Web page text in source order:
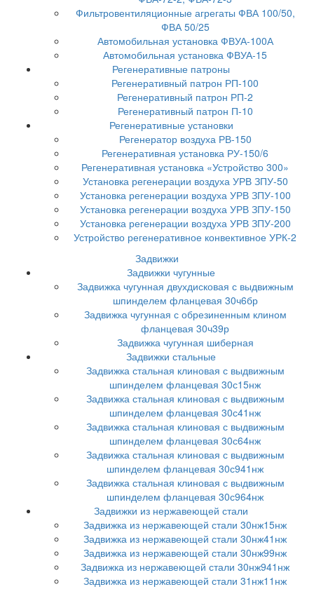
Фильтровентиляционные агрегаты ФВА 100/50,
ФВА 50/25
Автомобильная установка ФВУА-100А
Автомобильная установка ФВУА-15
Регенеративные патроны
Регенеративный патрон РП-100
Регенеративный патрон РП-2
Регенеративный патрон П-10
Регенеративные установки
Регенератор воздуха РВ-150
Регенеративная установка РУ-150/6
Регенеративная установка «Устройство 300»
Установка регенерации воздуха УРВ ЗПУ-50
Установка регенерации воздуха УРВ ЗПУ-100
Установка регенерации воздуха УРВ ЗПУ-150
Установка регенерации воздуха УРВ ЗПУ-200
Устройство регенеративное конвективное УРК-2
Задвижки
Задвижки чугунные
Задвижка чугунная двухдисковая с выдвижным
шпинделем фланцевая 30ч6бр
Задвижка чугунная с обрезиненным клином
фланцевая 30ч39р
Задвижка чугунная шиберная
Задвижки стальные
Задвижка стальная клиновая с выдвижным
шпинделем фланцевая 30с15нж
Задвижка стальная клиновая с выдвижным
шпинделем фланцевая 30с41нж
Задвижка стальная клиновая с выдвижным
шпинделем фланцевая 30с64нж
Задвижка стальная клиновая с выдвижным
шпинделем фланцевая 30с941нж
Задвижка стальная клиновая с выдвижным
шпинделем фланцевая 30с964нж
Задвижки из нержавеющей стали
Задвижка из нержавеющей стали 30нж15нж
Задвижка из нержавеющей стали 30нж41нж
Задвижка из нержавеющей стали 30нж99нж
Задвижка из нержавеющей стали 30нж941нж
Задвижка из нержавеющей стали 31нж11нж